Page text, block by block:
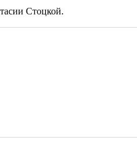
Стоцкой.